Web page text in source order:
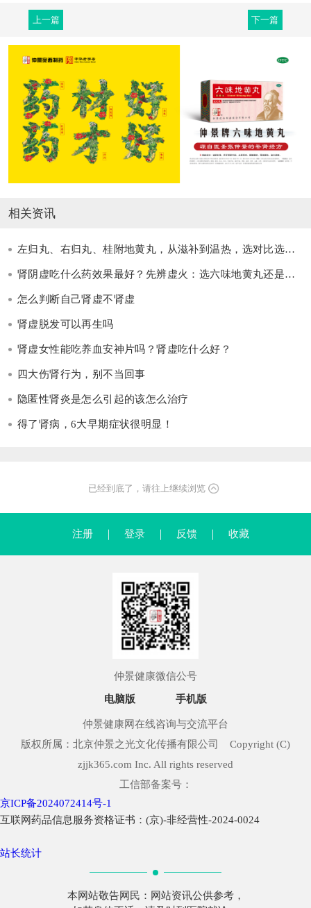
上一篇 下一篇
相关资讯
左归丸、右归丸、桂附地黄丸，从滋补到温热，选对比选强更重要
肾阴虚吃什么药效果最好？先辨虚火：选六味地黄丸还是左归丸？
怎么判断自己肾虚不肾虚
肾虚脱发可以再生吗
肾虚女性能吃养血安神片吗？肾虚吃什么好？
四大伤肾行为，别不当回事
隐匿性肾炎是怎么引起的该怎么治疗
得了肾病，6大早期症状很明显！
已经到底了，请往上继续浏览
注册 登录 反馈 收藏
仲景健康微信公号
电脑版 手机版
仲景健康网在线咨询与交流平台
版权所属：北京仲景之光文化传播有限公司 Copyright (C)
zjjk365.com Inc. All rights reserved
工信部备案号：
京ICP备2024072414号-1
互联网药品信息服务资格证书：(京)-非经营性-2024-0024
站长统计
本网站敬告网民：网站资讯公供参考，